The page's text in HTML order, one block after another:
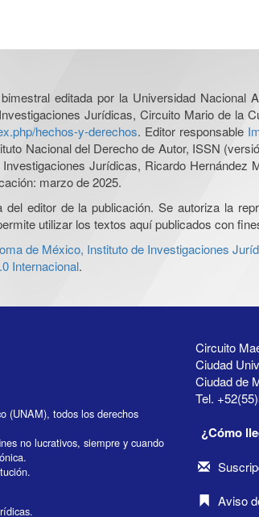
editada por la Universidad Nacional
Jurídicas, Circuito Mario de la
hechos-y-derechos. Editor responsable
Nacional del Derecho de Autor, ISSN
Jurídicas, Ricardo Hernández
marzo de 2025.
editor de la publicación. Se autoriza la
utilizar los textos aquí publicados con
de México, Instituto de Investigaciones
Internacional.
(UNAM), todos los derechos
no lucrativos, siempre y cuando
Circuito
Ciudad
Ciudad de
Tel.
¿Cómo
Aviso